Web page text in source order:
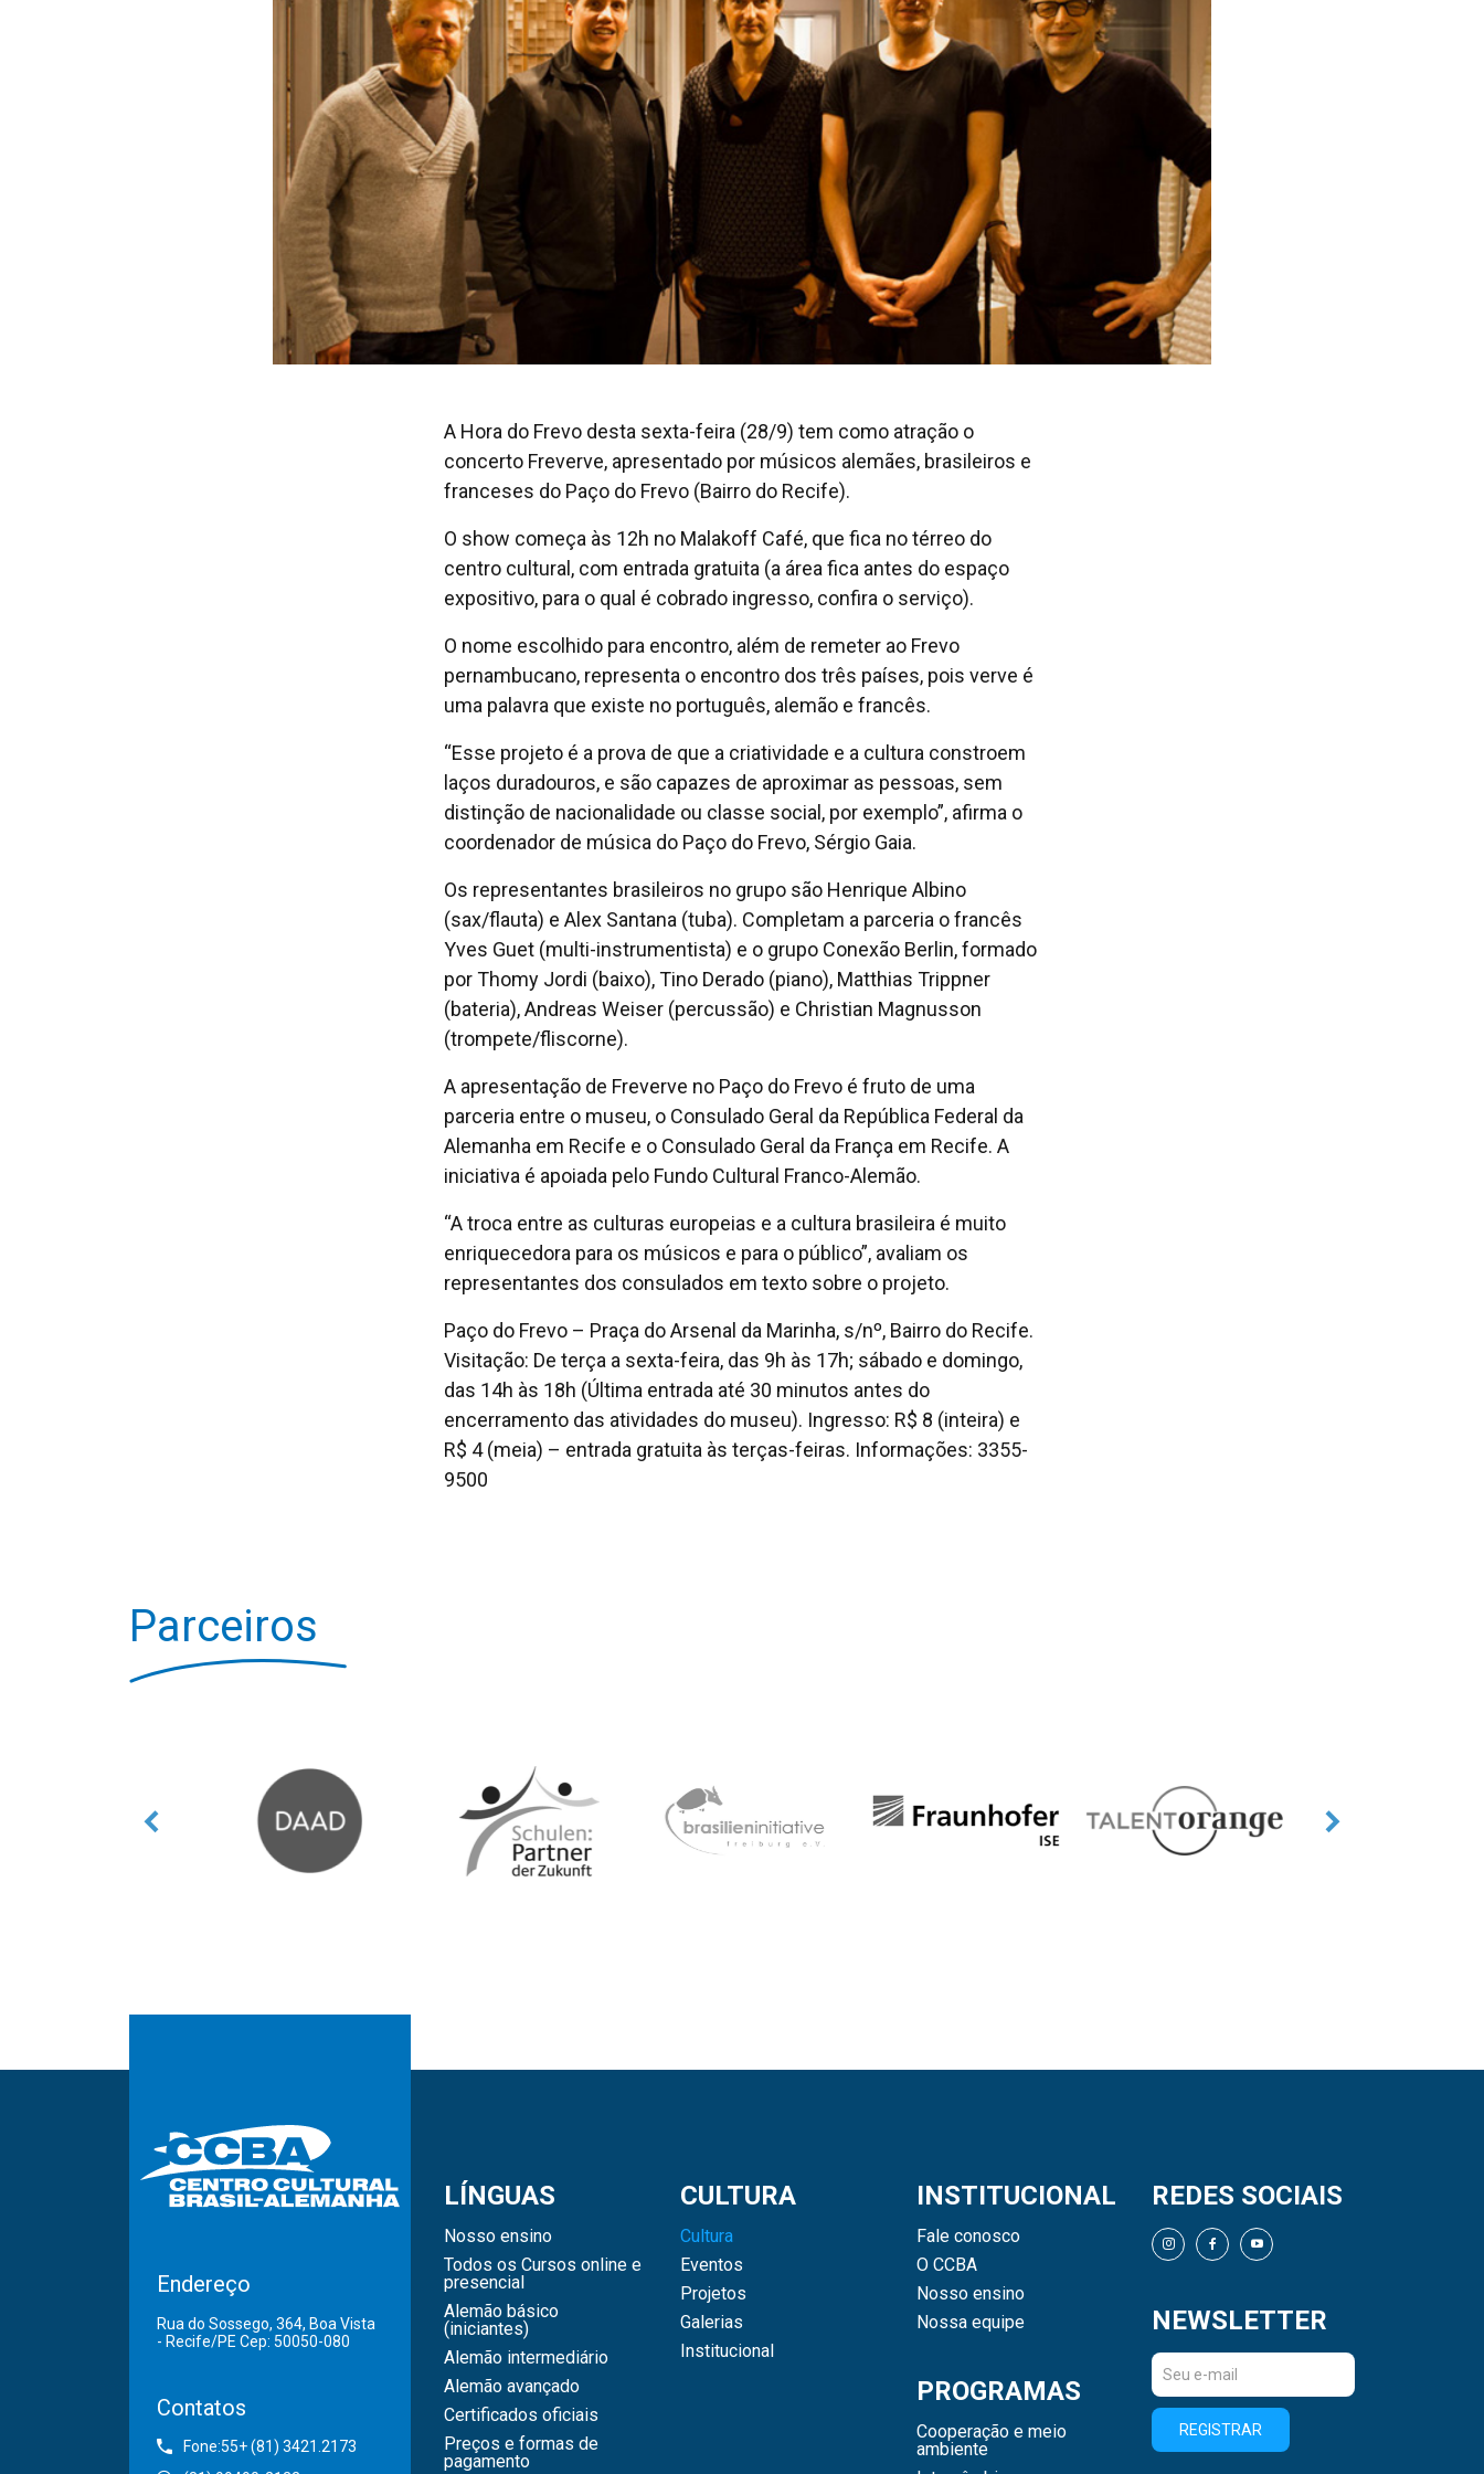
A Hora do Frevo desta sexta-feira (28/9) tem como atração o
concerto Freverve, apresentado por músicos alemães, brasileiros e
franceses do Paço do Frevo (Bairro do Recife).
O show começa às 12h no Malakoff Café, que fica no térreo do
centro cultural, com entrada gratuita (a área fica antes do espaço
expositivo, para o qual é cobrado ingresso, confira o serviço).
O nome escolhido para encontro, além de remeter ao Frevo
pernambucano, representa o encontro dos três países, pois verve é
uma palavra que existe no português, alemão e francês.
“Esse projeto é a prova de que a criatividade e a cultura constroem
laços duradouros, e são capazes de aproximar as pessoas, sem
distinção de nacionalidade ou classe social, por exemplo”, afirma o
coordenador de música do Paço do Frevo, Sérgio Gaia.
Os representantes brasileiros no grupo são Henrique Albino
(sax/flauta) e Alex Santana (tuba). Completam a parceria o francês
Yves Guet (multi-instrumentista) e o grupo Conexão Berlin, formado
por Thomy Jordi (baixo), Tino Derado (piano), Matthias Trippner
(bateria), Andreas Weiser (percussão) e Christian Magnusson
(trompete/fliscorne).
A apresentação de Freverve no Paço do Frevo é fruto de uma
parceria entre o museu, o Consulado Geral da República Federal da
Alemanha em Recife e o Consulado Geral da França em Recife. A
iniciativa é apoiada pelo Fundo Cultural Franco-Alemão.
“A troca entre as culturas europeias e a cultura brasileira é muito
enriquecedora para os músicos e para o público”, avaliam os
representantes dos consulados em texto sobre o projeto.
Paço do Frevo – Praça do Arsenal da Marinha, s/nº, Bairro do Recife.
Visitação: De terça a sexta-feira, das 9h às 17h; sábado e domingo,
das 14h às 18h (Última entrada até 30 minutos antes do
encerramento das atividades do museu). Ingresso: R$ 8 (inteira) e
R$ 4 (meia) – entrada gratuita às terças-feiras. Informações: 3355-
9500
Parceiros
Endereço
Rua do Sossego, 364, Boa Vista
- Recife/PE Cep: 50050-080
Contatos
Fone:55+ (81) 3421.2173
LÍNGUAS
Nosso ensino
Todos os Cursos online e
presencial
Alemão básico
(iniciantes)
Alemão intermediário
Alemão avançado
Certificados oficiais
Preços e formas de
pagamento
CULTURA
Cultura
Eventos
Projetos
Galerias
Institucional
INSTITUCIONAL
Fale conosco
O CCBA
Nosso ensino
Nossa equipe
PROGRAMAS
Cooperação e meio
ambiente
REDES SOCIAIS
NEWSLETTER
REGISTRAR